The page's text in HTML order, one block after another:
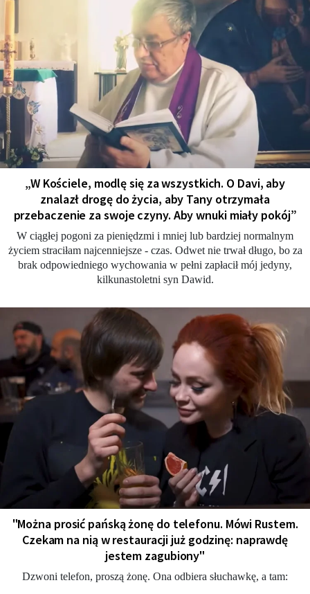
„W Kościele, modlę się za wszystkich. O Davi, aby
znalazł drogę do życia, aby Tany otrzymała
przebaczenie za swoje czyny. Aby wnuki miały pokój”
W ciągłej pogoni za pieniędzmi i mniej lub bardziej normalnym
życiem straciłam najcenniejsze - czas. Odwet nie trwał długo, bo za
brak odpowiedniego wychowania w pełni zapłacił mój jedyny,
kilkunastoletni syn Dawid.
"Można prosić pańską żonę do telefonu. Mówi Rustem.
Czekam na nią w restauracji już godzinę: naprawdę
jestem zagubiony"
Dzwoni telefon, proszą żonę. Ona odbiera słuchawkę, a tam: